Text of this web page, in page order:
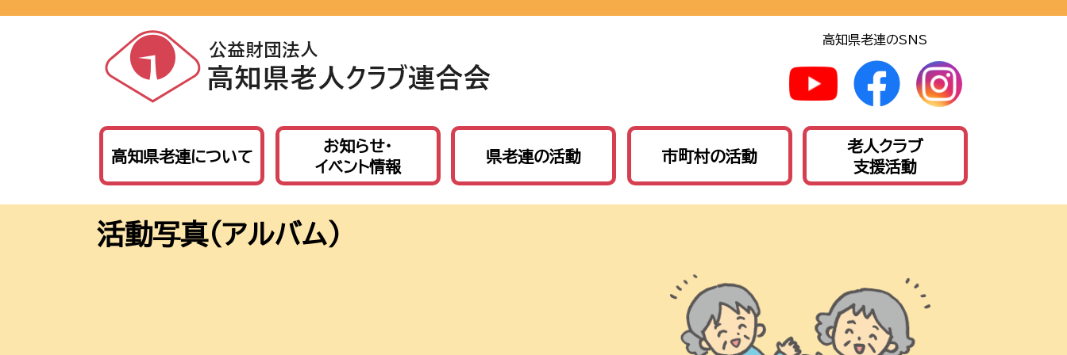
高知県老連のSNS
高知県老連について
お知らせ・
イベント情報
県老連の活動 市町村の活動
老人クラブ
支援活動
活動写真（アルバム）